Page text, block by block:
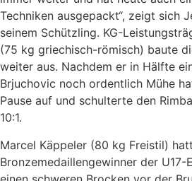
Techniken ausgepackt“, zeigt sich
seinem Schützling. KG-
(75 kg griechisch-römisch) baute
weiter aus. Nachdem er in Hälfte
Brjuchovic noch ordentlich Mühe
Pause auf und schulterte den
10:1.
Marcel Käppeler (80 kg Freistil)
Bronzemedaillengewinner der U17-